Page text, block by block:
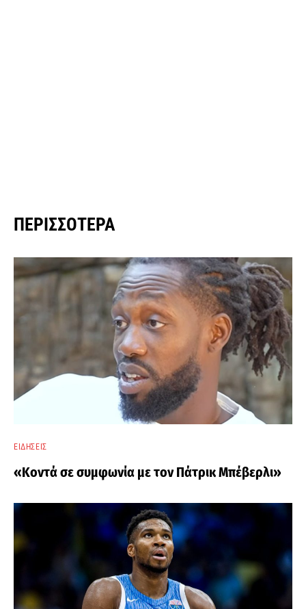
ΠΕΡΙΣΣΌΤΕΡΑ
ΕΙΔΉΣΕΙΣ
«Κοντά σε συμφωνία με τον Πάτρικ Μπέβερλι»